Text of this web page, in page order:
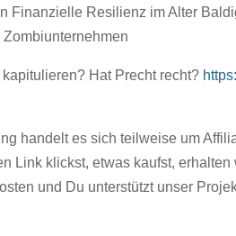
Finanzielle Resilienz im Alter
Hat Precht recht?
handelt es sich teilweise um
Link klickst, etwas kaufst,
und Du unterstützt unser